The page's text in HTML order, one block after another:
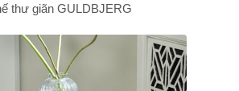
thư giãn GULDBJERG